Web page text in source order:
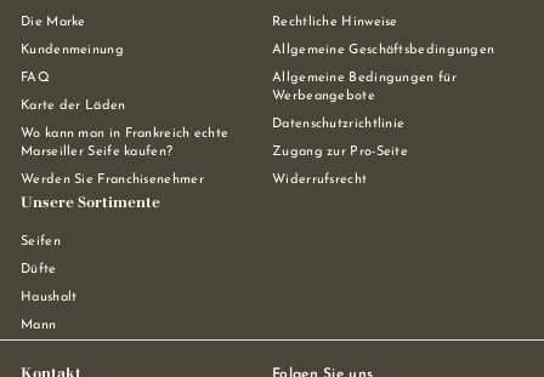
Die Marke
Kundenmeinung
FAQ
Karte der Läden
Wo kann man in Frankreich echte
Marseiller Seife kaufen?
Werden Sie Franchisenehmer
Rechtliche Hinweise
Allgemeine Geschäftsbedingungen
Allgemeine Bedingungen für
Werbeangebote
Datenschutzrichtlinie
Zugang zur Pro-Seite
Widerrufsrecht
Unsere Sortimente
Seifen
Düfte
Haushalt
Mann
Kontakt